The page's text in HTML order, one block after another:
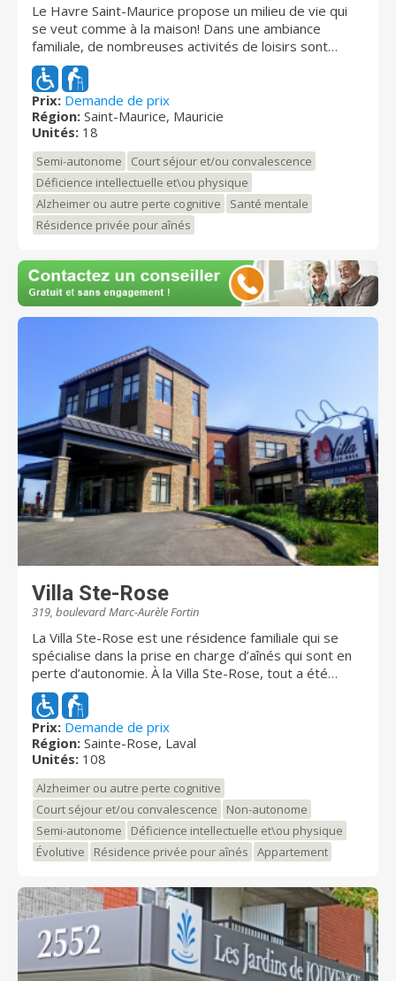
Le Havre Saint-Maurice propose un milieu de vie qui
se veut comme à la maison! Dans une ambiance
familiale, de nombreuses activités de loisirs sont
offertes. Nous sommes fiers de vous offrir des
services personalisés adaptés aux personnes vivants
avec des troubles cognitifs et de démence. Nous
sommes certifiés comme résidence sécuritaire pour
les personnes faisant de l'errance. (Portes codées et
grande cours avec potagers, cloturée) Pour avoir une
meilleure idée de qui nous sommes, suivez nous sur
facebook :
https://www.facebook.com/HavreSaintMaurice/ Venez
nous rencontrer!
Prix: Demande de prix
Région: Saint-Maurice, Mauricie
Unités: 18
Semi-autonome
Court séjour et/ou convalescence
Déficience intellectuelle et\ou physique
Alzheimer ou autre perte cognitive
Santé mentale
Résidence privée pour aînés
Villa Ste-Rose
319, boulevard Marc-Aurèle Fortin
La Villa Ste-Rose est une résidence familiale qui se
spécialise dans la prise en charge d’aînés qui sont en
perte d’autonomie. À la Villa Ste-Rose, tout a été
pensé pour permettre aux résidents de se sentir
bien, comme à la maison, au sein de la grande famille
de la Villa Ste-Rose. Le décor est chaleureux, familier
et rassurant. L’aménagement des espaces favorise
les occasions d’être actif et contribue
significativement à l’amélioration de la qualité de vie.
La Villa Ste-Rose offre une multitude d’aires de vie
entièrement climatisées et des pièces très
ensoleillées à grandes fenestrations. La Villa Ste-Rose
est une construite selon les plus hautes normes du
satisfaire les besoins des aînés à mobilité réduite. La
Villa Ste-Rose se distingue par son architecture
innovatrice, sa structure en béton armé et
entièrement giclée ainsi que son système d'échangeur
d'air qui assure un changement complet de l'air à tous
les 2 heures ainsi que des chambres à pression
Prix: Demande de prix
Région: Sainte-Rose, Laval
Unités: 108
Alzheimer ou autre perte cognitive
Court séjour et/ou convalescence
Non-autonome
Semi-autonome
Déficience intellectuelle et\ou physique
Évolutive
Résidence privée pour aînés Appartement